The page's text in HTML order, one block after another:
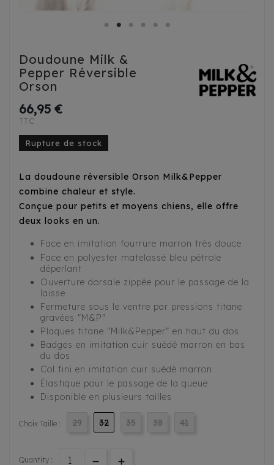
Doudoune Milk &
Pepper Réversible
Orson
66,95 €
TTC
Rupture de stock
La doudoune réversible Orson Milk&Pepper
combine chaleur et style.
Conçue pour petits et moyens chiens, elle offre
deux looks en un.
Face en imitation fourrure marron très douce
Face en polyester matelassé bleu pétrole
déperlant
Ouverture dorsale zippée pour le passage de la
laisse
Fermeture sous le ventre par pressions titane
gravées "M&P"
Plaques titane "Milk&Pepper" en haut du dos
Badges en imitation cuir suédé marron en bas
du dos
Col fini en imitation cuir suédé marron
Élastique pour le passage de la queue
Disponible en plusieurs tailles
Choix Taille : 29 32 35 38 41
Quantity :